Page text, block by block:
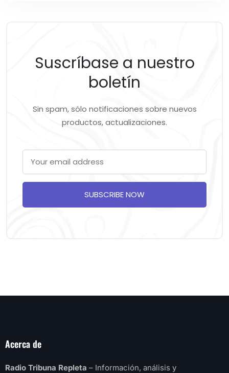
Suscríbase a nuestro
boletín
Sin spam, sólo notificaciones sobre nuevos
productos, actualizaciones.
SUBSCRIBE NOW
Acerca de
Radio Tribuna Repleta – Información, análisis y